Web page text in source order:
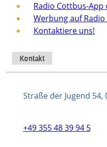
Radio Cottbus-
Werbung auf
Kontaktiere uns!
Kontakt
Straße der Jugend 54,
+49 355 48 39 94 5